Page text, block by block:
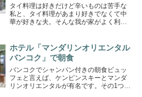
タイ料理は好きだけど辛いものは苦手な
私と、タイ料理があまり好きでなくて中
華が好きな夫。そんな我が家がよく利用
す。セントラルワールドやメガバンナ
ー、ラマ9セン...
ホテル「マンダリンオリエンタル
バンコク」で朝食
バンコクでシャンパン付きの朝食ビュッ
フェと言えば、ケンピンスキーとマンダ
リンオリエンタルが有名です。その1つ、